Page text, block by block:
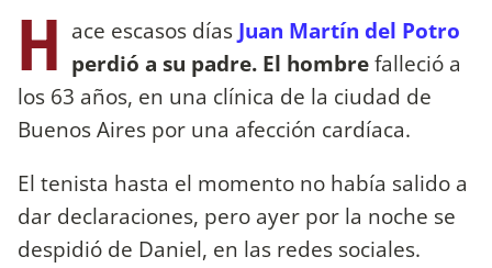
H ace escasos días Juan Martín del Potro
perdió a su padre. El hombrefalleció a
los 63 años, en una clínica de la ciudad de
Buenos Aires por una afección cardíaca.
El tenista hasta el momento no había salido a
dar declaraciones, pero ayer por la noche se
despidió de Daniel, en las redes sociales.